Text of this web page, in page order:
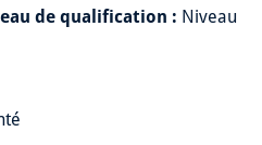
de qualification : Niveau